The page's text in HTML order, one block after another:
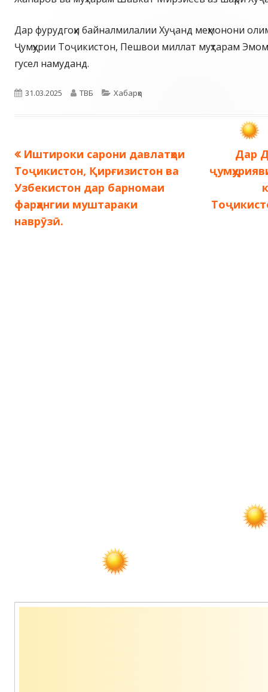
Дар фурудгоҳи байналмилалии Хуҷанд меҳмонони
Ҷумҳурии Тоҷикистон, Пешвои миллат муҳтарам
гусел намуданд.
Опубликовано
31.03.2025 Автор
ТВБ Рубрики
Хабарҳо
Навигация
по
записям
Предыдущая
запись:
Иштироки сарони давлатҳои
Тоҷикистон, Қирғизистон ва
Узбекистон дар барномаи
фарҳангии муштараки
наврӯзӣ.
Дар
Содержимое